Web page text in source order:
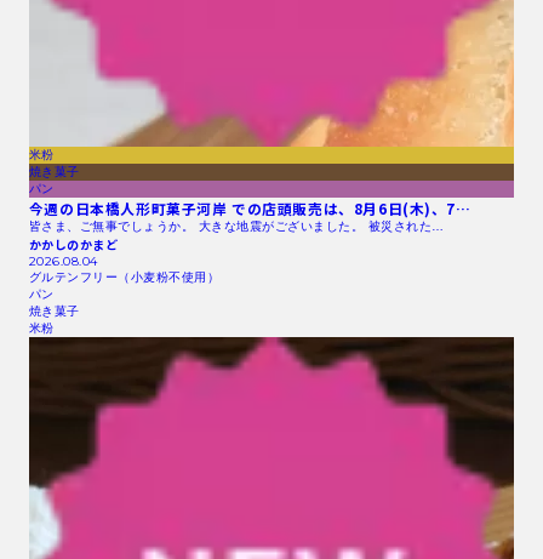
米粉
焼き菓子
パン
今週の日本橋人形町菓子河岸 での店頭販売は、8月6日(木)、7…
皆さま、ご無事でしょうか。 大きな地震がございました。 被災された…
かかしのかまど
2026.08.04
グルテンフリー（小麦粉不使用）
パン
焼き菓子
米粉